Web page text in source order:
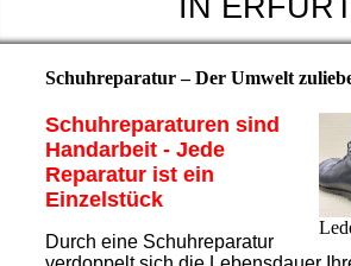
IN
Schuhreparatur – Der Umwelt
Schuhreparaturen sind
Handarbeit - Jede
Reparatur ist ein
Einzelstück
Durch eine Schuhreparatur